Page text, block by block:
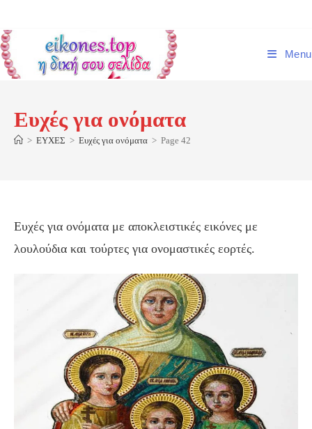
content
Menu
Ευχές για ονόματα
> ΕΥΧΕΣ > Ευχές για ονόματα > Page 42
Ευχές για ονόματα με αποκλειστικές εικόνες με
λουλούδια και τούρτες για ονομαστικές εορτές.